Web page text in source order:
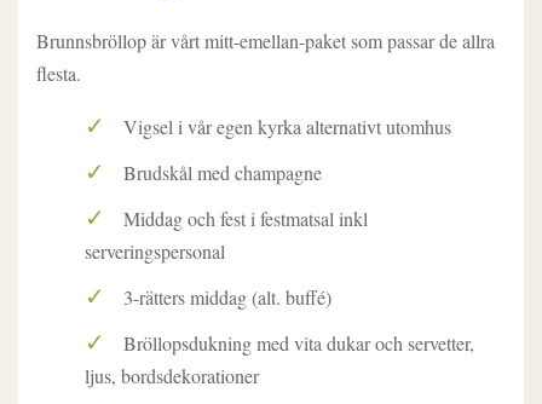
Brunnsbröllop är vårt mitt-emellan-paket som passar de allra
flesta.
Vigsel i vår egen kyrka alternativt utomhus
Brudskål med champagne
Middag och fest i festmatsal inkl
serveringspersonal
3-rätters middag (alt. buffé)
Bröllopsdukning med vita dukar och servetter,
ljus, bordsdekorationer